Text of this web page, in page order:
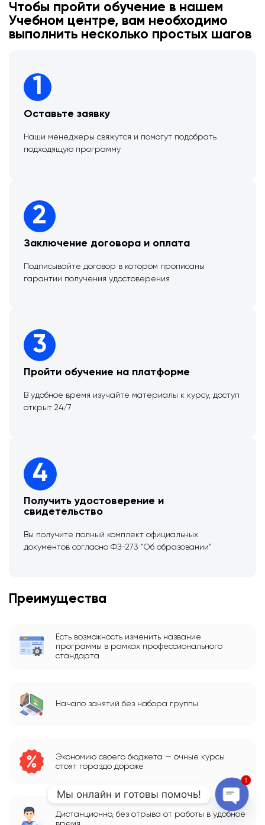
Чтобы пройти обучение в нашем
Учебном центре, вам необходимо
выполнить несколько простых шагов
1
Оставьте заявку
Наши менеджеры свяжутся и помогут подобрать
подходящую программу
2
Заключение договора и оплата
Подписывайте договор в котором прописаны
гарантии получения удостоверения
3
Пройти обучение на платформе
В удобное время изучайте материалы к курсу, доступ
открыт 24/7
4
Получить удостоверение и
свидетельство
Вы получите полный комплект официальных
документов согласно ФЗ-273 “Об образовании”
Преимущества
Есть возможность изменить название
программы в рамках профессионального
стандарта
Начало занятий без набора группы
Экономию своего бюджета — очные курсы
стоят гораздо дороже
Дистанционно, без отрыва от работы в удобное
Мы онлайн и готовы помочь!
Open
1